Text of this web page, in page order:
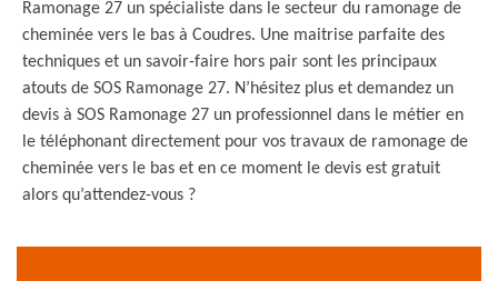
Ramonage 27 un spécialiste dans le secteur du ramonage de
cheminée vers le bas à Coudres. Une maitrise parfaite des
techniques et un savoir-faire hors pair sont les principaux
atouts de SOS Ramonage 27. N’hésitez plus et demandez un
devis à SOS Ramonage 27 un professionnel dans le métier en
le téléphonant directement pour vos travaux de ramonage de
cheminée vers le bas et en ce moment le devis est gratuit
alors qu’attendez-vous ?